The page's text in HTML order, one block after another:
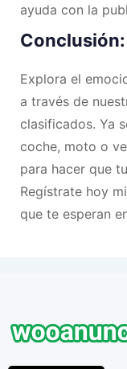
ayuda con la
Conclusión:
Explora el
a través de
clasificados. Ya
coche, moto o
para hacer que
Regístrate hoy
que te esperan